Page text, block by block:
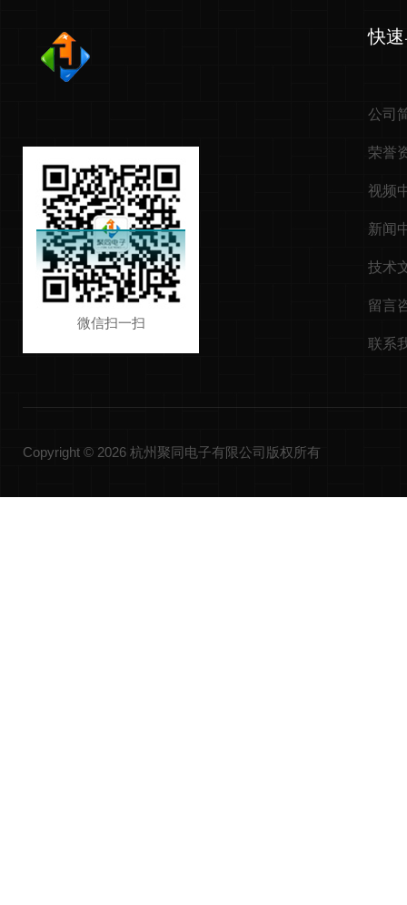
微信扫一扫
快
公司
荣誉
视频
新闻
技术
留言
联系
Copyright © 2026 杭州聚同电子有限公司版权所有